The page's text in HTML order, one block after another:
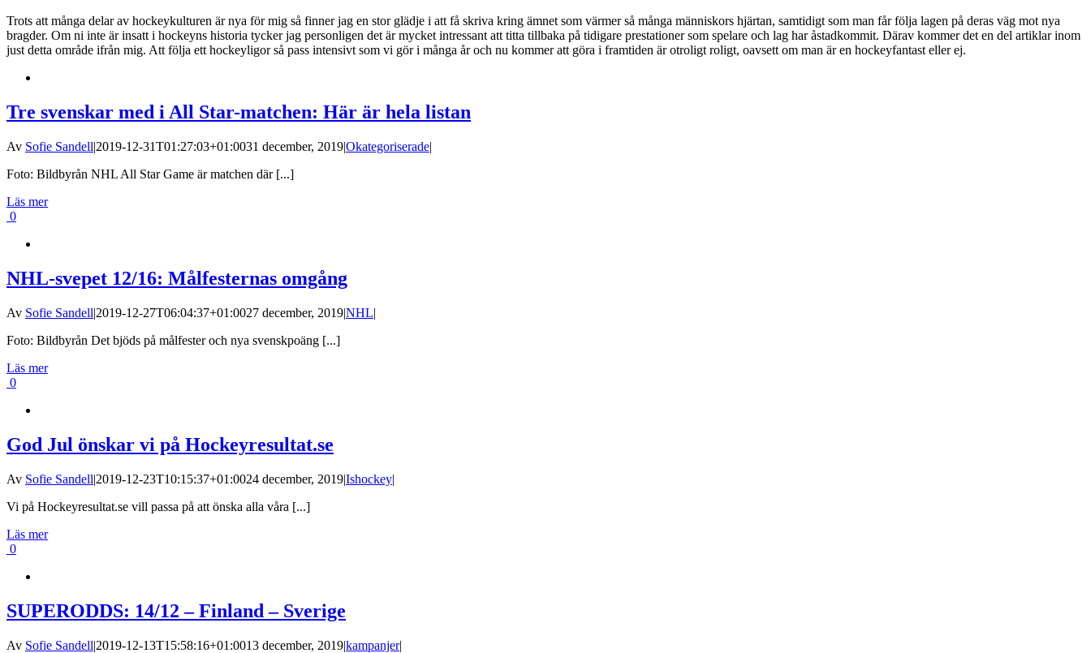
Trots att många delar av hockeykulturen är nya för mig så finner jag en stor glädje i att få skriva kring ämnet som värmer så många människors hjärtan, samtidigt som man får följa lagen på deras väg mot nya
bragder. Om ni inte är insatt i hockeyns historia tycker jag personligen det är mycket intressant att titta tillbaka på tidigare prestationer som spelare och lag har åstadkommit. Därav kommer det en del artiklar inom
just detta område ifrån mig. Att följa ett hockeyligor så pass intensivt som vi gör i många år och nu kommer att göra i framtiden är otroligt roligt, oavsett om man är en hockeyfantast eller ej.
post
Tre svenskar med i All Star-matchen: Här är hela listan
Av Sofie Sandell|2019-12-31T01:27:03+01:0031 december, 2019|Okategoriserade|
Foto: Bildbyrån NHL All Star Game är matchen där [...]
Läs mer
0
NHL-svepet 12/16: Målfesternas omgång
Av Sofie Sandell|2019-12-27T06:04:37+01:0027 december, 2019|NHL|
Foto: Bildbyrån Det bjöds på målfester och nya svenskpoäng [...]
Läs mer
0
God Jul önskar vi på Hockeyresultat.se
Av Sofie Sandell|2019-12-23T10:15:37+01:0024 december, 2019|Ishockey|
Vi på Hockeyresultat.se vill passa på att önska alla våra [...]
Läs mer
0
SUPERODDS: 14/12 – Finland – Sverige
Av Sofie Sandell|2019-12-13T15:58:16+01:0013 december, 2019|kampanjer|